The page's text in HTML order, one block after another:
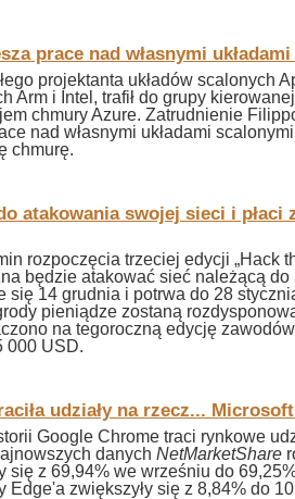
prace nad własnymi
projektanta układów scalonych
Arm i Intel, trafił do grupy
chmury Azure. Zatrudnienie
nad własnymi układami
chmurę.
atakowania swojej sieci i płaci
rozpoczęcia trzeciej edycji „Hack
będzie atakować sieć należącą
się 14 grudnia i potrwa do 28
pieniądze zostaną
na tegoroczną edycję
000 USD.
udziały na rzecz...
Google Chrome traci rynkowe
danych NetMarketShare
się z 69,94% we wrześniu do
Edge'a zwiększyły się z 8,84% do